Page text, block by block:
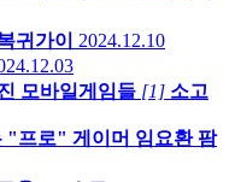
귀가이
2024.12.10
모바일게임들 [1] 소고
"프로" 게이머 임요환 팜